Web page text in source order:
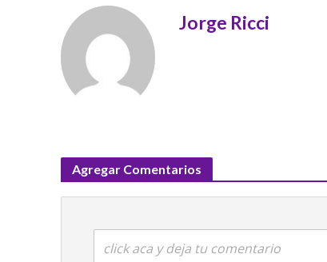
Jorge Ricci
Agregar Comentarios
click aca y deja tu comentario